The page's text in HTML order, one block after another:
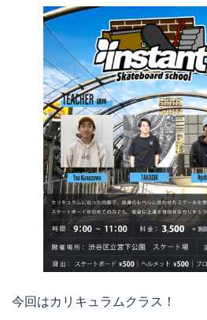
今回はカリキュラムクラス！